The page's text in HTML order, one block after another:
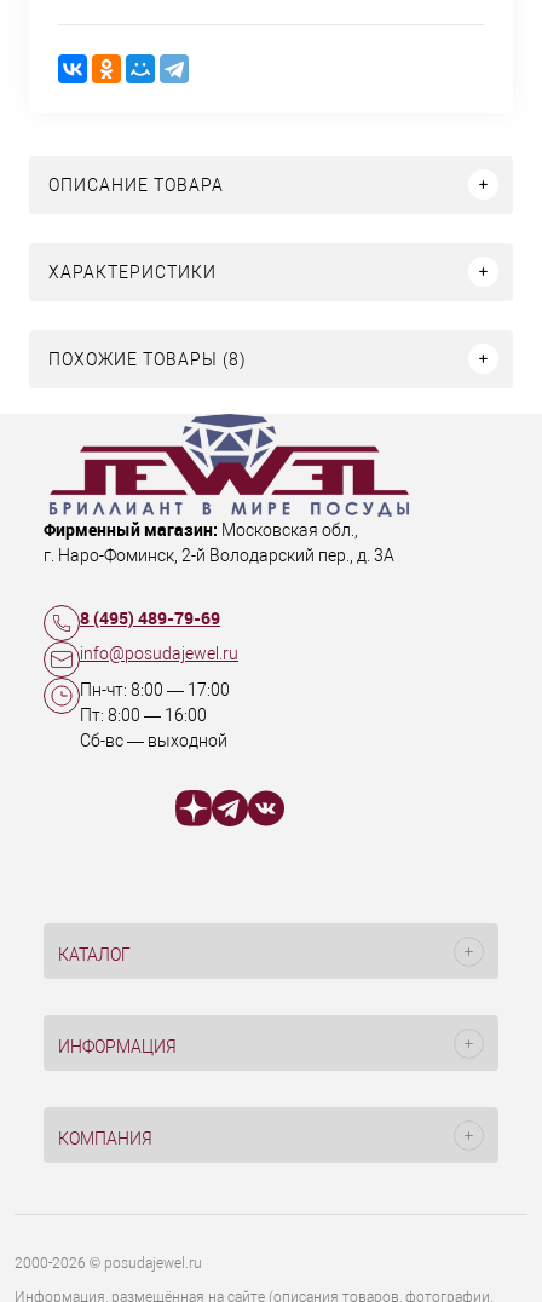
ОПИСАНИЕ ТОВАРА
ХАРАКТЕРИСТИКИ
ПОХОЖИЕ ТОВАРЫ (8)
Фирменный магазин: Московская обл.,
г. Наро-Фоминск, 2-й Володарский пер., д. 3А
8 (495) 489-79-69
info@posudajewel.ru
Пн-чт: 8:00 — 17:00
Пт: 8:00 — 16:00
Сб-вс — выходной
КАТАЛОГ
ИНФОРМАЦИЯ
КОМПАНИЯ
2000-2026 © posudajewel.ru
Информация, размещённая на сайте (описания товаров, фотографии,